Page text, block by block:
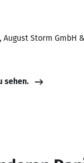
Storm GmbH &
sehen.